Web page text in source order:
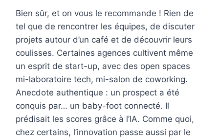
Bien sûr, et on vous le recommande ! Rien de
tel que de rencontrer les équipes, de discuter
projets autour d’un café et de découvrir leurs
coulisses. Certaines agences cultivent même
un esprit de start-up, avec des open spaces
mi-laboratoire tech, mi-salon de coworking.
Anecdote authentique : un prospect a été
conquis par… un baby-foot connecté. Il
prédisait les scores grâce à l’IA. Comme quoi,
chez certains, l’innovation passe aussi par le